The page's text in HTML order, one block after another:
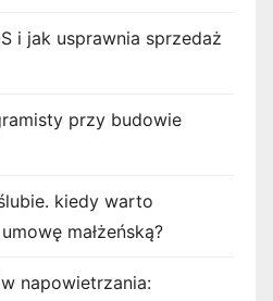
i jak usprawnia sprzedaż
przy budowie
kiedy warto
małżeńską?
napowietrzania: